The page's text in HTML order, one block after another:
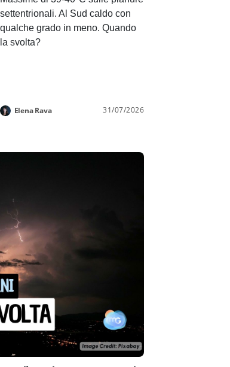
settentrionali. Al Sud caldo con
qualche grado in meno. Quando
la svolta?
Elena Rava 31/07/2026